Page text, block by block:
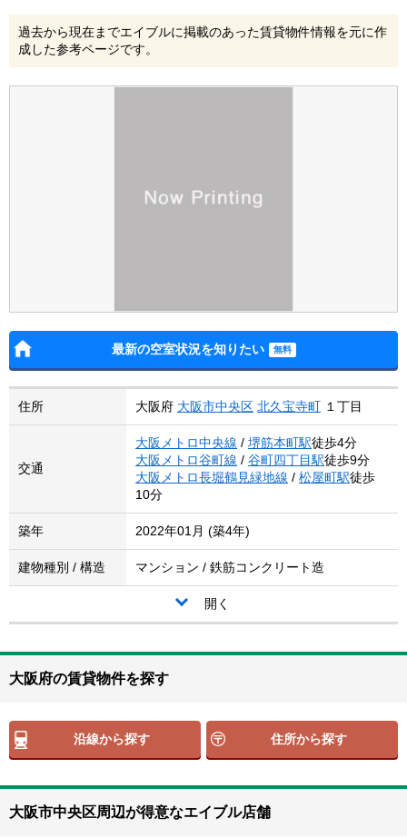
過去から現在までエイブルに掲載のあった賃貸物件情報を元に作
成した参考ページです。
最新の空室状況を知りたい
住所 大阪府 大阪市中央区 北久宝寺町 １丁目
交通
大阪メトロ中央線 / 堺筋本町駅徒歩4分
大阪メトロ谷町線 / 谷町四丁目駅徒歩9分
大阪メトロ長堀鶴見緑地線 / 松屋町駅徒歩
10分
築年 2022年01月 (築4年)
建物種別 / 構造 マンション / 鉄筋コンクリート造
開く
大阪府の賃貸物件を探す
沿線から探す 住所から探す
大阪市中央区周辺が得意なエイブル店舗